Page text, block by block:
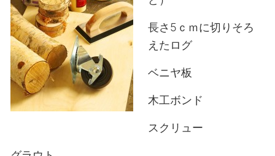
長さ5ｃｍに切りそろ
えたログ
ベニヤ板
木工ボンド
スクリュー